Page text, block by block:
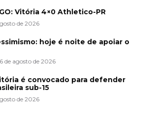
Vitória 4×0 Athletico-PR
de 2026
hoje é noite de apoiar o
6 de agosto de 2026
é convocado para defender
sub-15
de 2026